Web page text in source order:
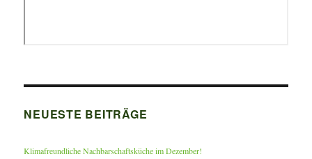
NEUESTE BEITRÄGE
Klimafreundliche Nachbarschaftsküche im Dezember!